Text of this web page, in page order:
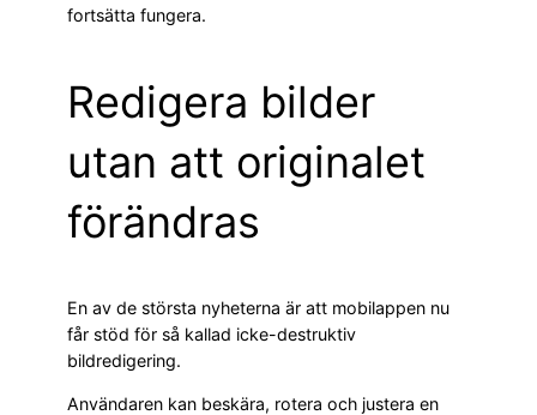
fortsätta fungera.
Redigera bilder
utan att originalet
förändras
En av de största nyheterna är att mobilappen nu
får stöd för så kallad icke-destruktiv
bildredigering.
Användaren kan beskära, rotera och justera en